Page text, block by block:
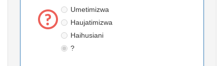
Umetimizwa
Haujatimizwa
Haihusiani
?